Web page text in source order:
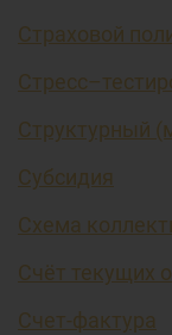
Страховой
Структурный
Субсидия
Схема
Счёт текущих
Счет-фактура